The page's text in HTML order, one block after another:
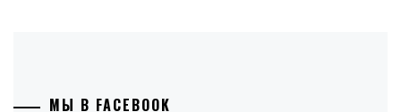
МЫ В FACEBOOK